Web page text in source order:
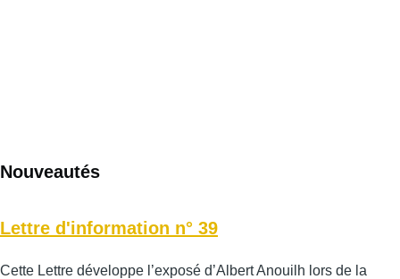
Nouveautés
Lettre d'information n° 39
Cette Lettre développe l’exposé d’Albert Anouilh lors de la